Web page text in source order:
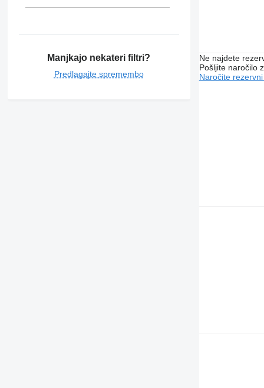
Manjkajo nekateri filtri?
Predlagajte spremembo
Ne najdete
Pošljite naročilo
Naročite